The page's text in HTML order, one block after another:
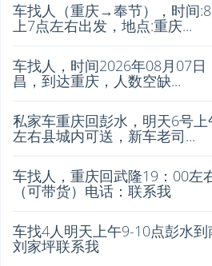
车找人（重庆→奉节），时间
上7点左右出发，地点:重庆...
车找人，时间2026年08月07日
昌，到达重庆，人数空缺...
私家车重庆回彭水，明天6号上
左右县城内可送，新车老司...
车找人，重庆回武隆19：00左
（可带货）电话：联系我
车找4人明天上午9-10点彭水
刘家坪联系我